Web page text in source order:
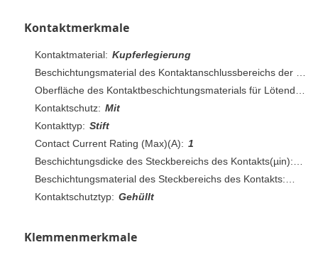
Kontaktmerkmale
Kontaktmaterial: Kupferlegierung
Kontaktschutz: Mit
Kontakttyp: Stift
Contact Current Rating (Max)(A): 1
Kontaktschutztyp: Gehüllt
Klemmenmerkmale